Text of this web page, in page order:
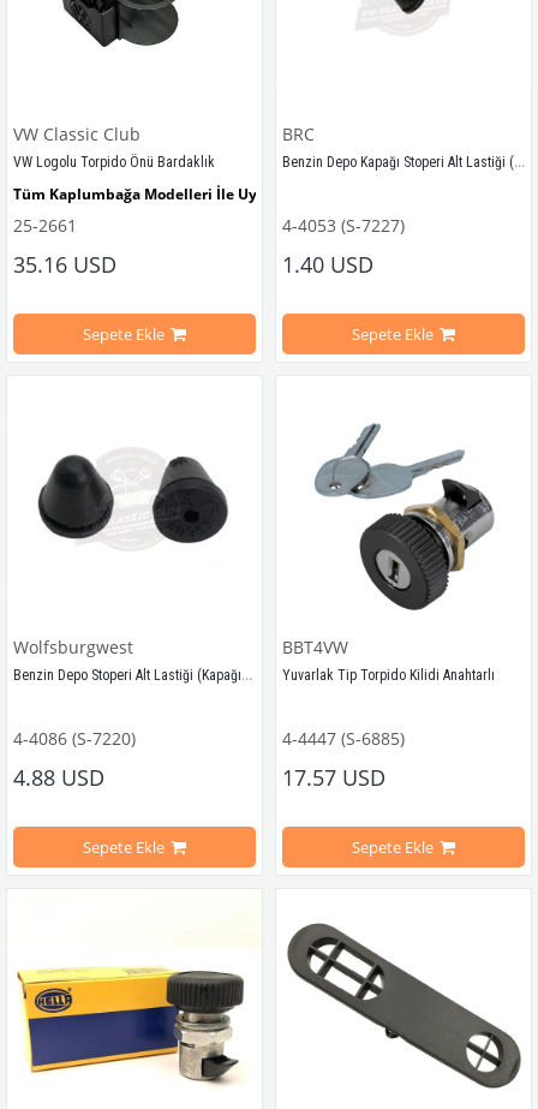
VW Classic Club
VW Logolu Torpido Önü Bardaklık
Tüm Kaplumbağa Modelleri İle Uyumludur
Tüm T1 Modelleri İle Uyumludur
Tüm T2 Modelleri İle Uyumludur
25-2661
35.16 USD
Sepete Ekle
BRC
Benzin Depo Kapağı Stoperi Alt Lastiği (Adet)
1955-1979 Yılları Arasındaki
4-4053 (S-7227)
1.40 USD
Sepete Ekle
Wolfsburgwest
Benzin Depo Stoperi Alt Lastiği (Kapağı) (2'li)
1955-1979 Arası VW Kaplumbağa Modelleri İle Uyumludur
1968-1979 Arası VW T2 Minibüs Modelleri İle Uyumludur
1962-1974 Arası VW Type 3 Modelleriyle Uyumludur
4-4086 (S-7220)
4.88 USD
Sepete Ekle
BBT4VW
Yuvarlak Tip Torpido Kilidi Anahtarlı
1968-1979 Yılları Arasındaki
T2 A ve T2 B Kasa İle Uyumludur
1971-1974 Yılları Arasındaki
1971-1974 Yılları Arasındaki
4-4447 (S-6885)
17.57 USD
Sepete Ekle